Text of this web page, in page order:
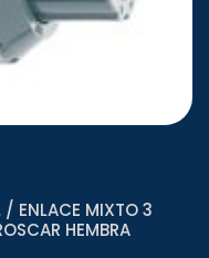
/ ENLACE MIXTO 3
HEMBRA